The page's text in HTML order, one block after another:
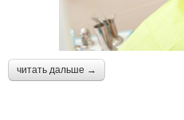
читать дальше →